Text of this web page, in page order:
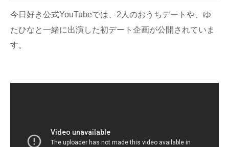
今日好き公式YouTubeでは、2人のおうちデートや、ゆ
たひなと一緒に出演した初デート企画が公開されていま
す。